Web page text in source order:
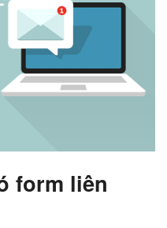
form liên